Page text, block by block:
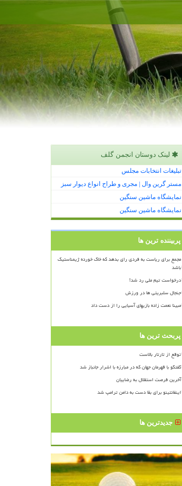
لینک دوستان انجمن گلف
تبلیغات انتخابات مجلس
مستر گرین وال | مجری و طراح انواع دیوار سبز
نمایشگاه ماشین سنگین
نمایشگاه ماشین سنگین
پربیننده ترین ها
مجمع برای ریاست به فردی رای بدهد که خاک خورده ژیمناستیک
باشد
درخواست تیم ملی رد شد!
جنجال سلبریتی ها در ورزش
مبینا نعمت زاده بازیهای آسیایی را از دست داد
پربحث ترین ها
توقع از تارتار بالاست
گفتگو با قهرمان جهان که در مبارزه با اشرار جانباز شد
آخرین فرصت استقلال به رضاییان
اینفانتینو برای بقا دست به دامن ترامپ شد
جدیدترین ها